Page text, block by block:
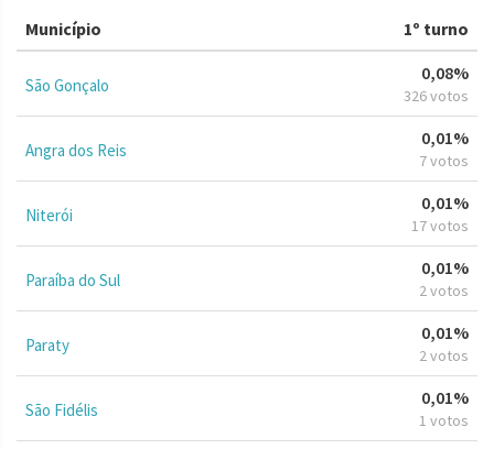
Município 1º turno
São Gonçalo
0,08%
326 votos
Angra dos Reis
0,01%
7 votos
Niterói
0,01%
17 votos
Paraíba do Sul
0,01%
2 votos
Paraty
0,01%
2 votos
São Fidélis
0,01%
1 votos